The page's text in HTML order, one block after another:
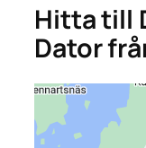
Hitta till
Dator